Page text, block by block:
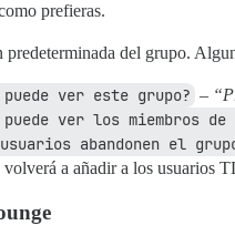
prefieras.
del grupo.
ver este grupo? –
ver los miembros de
abandonen el
a añadir a los usuarios